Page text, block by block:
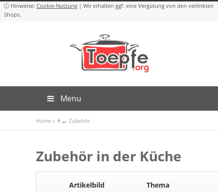
Cookie-Nutzung
Menu
Home » 👨‍🍳 Zubehör
Zubehör in der Küche
Artikelbild Thema